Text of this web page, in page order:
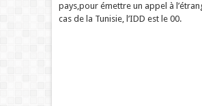
pays,pour émettre un appel à
cas de la Tunisie, l’IDD est le 00.